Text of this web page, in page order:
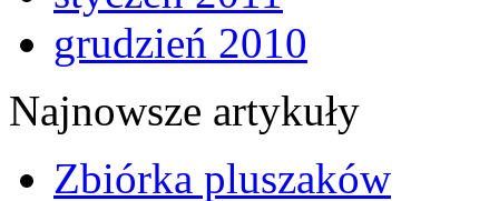
grudzień 2010
Najnowsze artykuły
Zbiórka pluszaków